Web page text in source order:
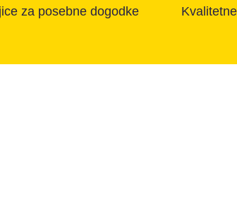
za posebne dogodke